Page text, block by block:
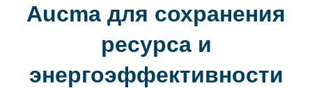
Aucma для сохранения
ресурса и
энергоэффективности